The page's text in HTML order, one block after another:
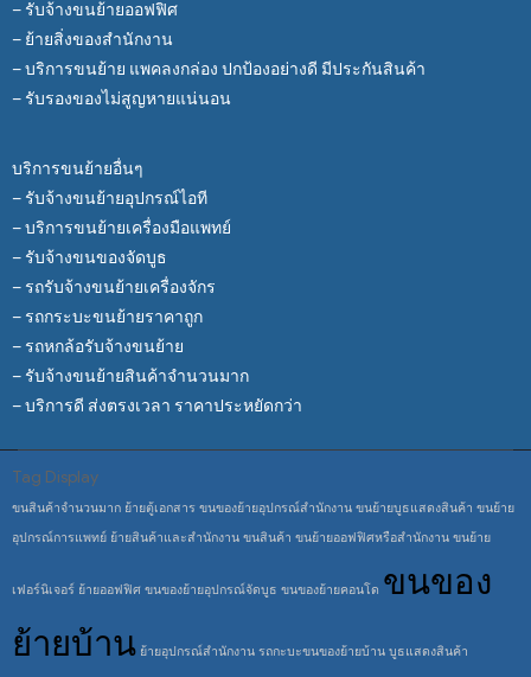
– รับจ้างขนย้ายออฟฟิศ
– ย้ายสิ่งของสำนักงาน
– บริการขนย้าย แพคลงกล่อง ปกป้องอย่างดี มีประกันสินค้า
– รับรองของไม่สูญหายแน่นอน
บริการขนย้ายอื่นๆ
– รับจ้างขนย้ายอุปกรณ์ไอที
– บริการขนย้ายเครื่องมือแพทย์
– รับจ้างขนของจัดบูธ
– รถรับจ้างขนย้ายเครื่องจักร
– รถกระบะขนย้ายราคาถูก
– รถหกล้อรับจ้างขนย้าย
– รับจ้างขนย้ายสินค้าจำนวนมาก
– บริการดี ส่งตรงเวลา ราคาประหยัดกว่า
Tag Display
ขนสินค้าจำนวนมาก ย้ายตู้เอกสาร ขนของย้ายอุปกรณ์สำนักงาน ขนย้ายบูธแสดงสินค้า ขนย้าย
อุปกรณ์การแพทย์ ย้ายสินค้าและสำนักงาน ขนสินค้า ขนย้ายออฟฟิศหรือสำนักงาน ขนย้าย
เฟอร์นิเจอร์ ย้ายออฟฟิศ ขนของย้ายอุปกรณ์จัดบูธ ขนของย้ายคอนโด ขนของ
ย้ายบ้าน ย้ายอุปกรณ์สำนักงาน รถกะบะขนของย้ายบ้าน บูธแสดงสินค้า